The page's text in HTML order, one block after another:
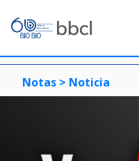
Notas > Noticia